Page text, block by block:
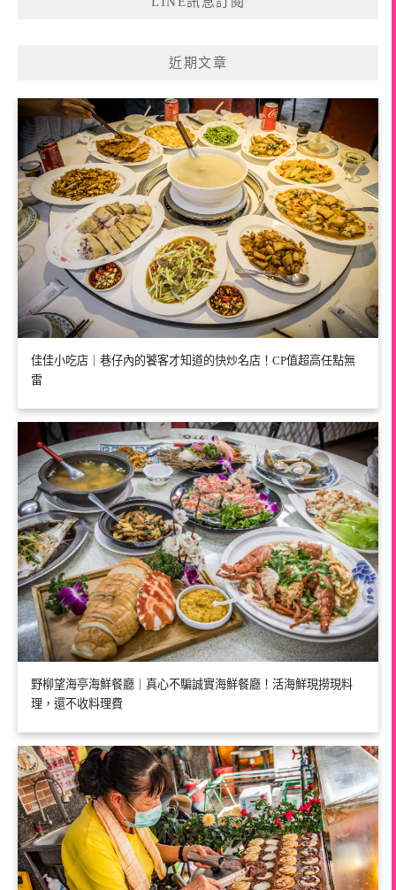
近期文章
佳佳小吃店｜巷仔內的饕客才知道的快炒名店！CP值超高任點無
雷
野柳望海亭海鮮餐廳｜真心不騙誠實海鮮餐廳！活海鮮現撈現料
理，還不收料理費